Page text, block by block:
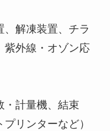
、解凍装置、チラ
紫外線・オゾン応
・計量機、結束
リンターなど）